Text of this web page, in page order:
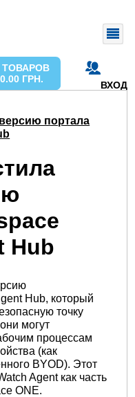
ВХОД
ТОВАРОВ
0.00 ГРН.
портала
Hub
Hub, который
точку
могут
процессам
(как
BYOD). Этот
Agent как часть
ONE.